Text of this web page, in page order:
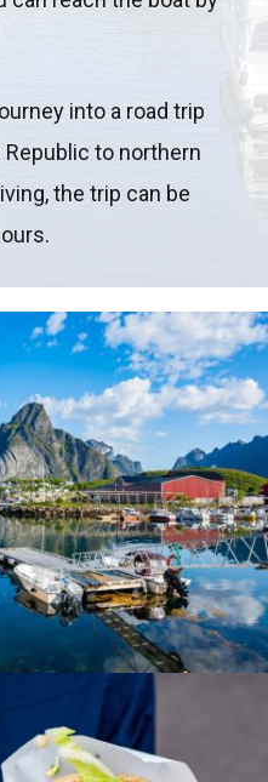
into a road trip
to northern
the trip can be